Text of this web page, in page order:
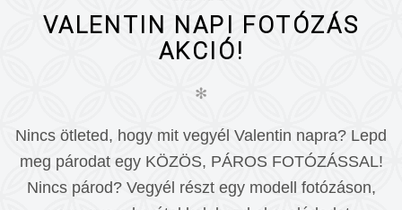
VALENTIN NAPI FOTÓZÁS
AKCIÓ!
✻
Nincs ötleted, hogy mit vegyél Valentin napra? Lepd
meg párodat egy KÖZÖS, PÁROS FOTÓZÁSSAL!
Nincs párod? Vegyél részt egy modell fotózáson,